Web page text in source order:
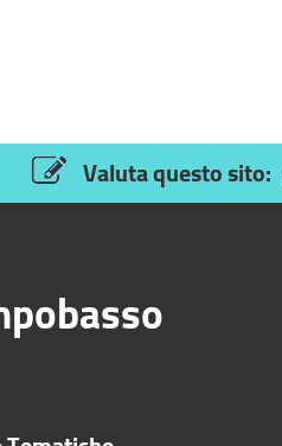
Valuta questo sito: